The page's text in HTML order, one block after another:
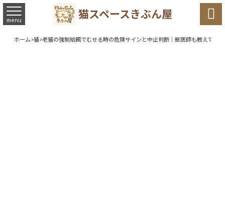
猫スペースきぶん屋
menu 
ホーム>猫>老猫の強制給餌でむせる時の危険サインと中止判断｜獣医師も教えてく